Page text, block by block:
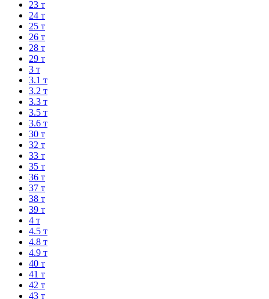
23 т
24 т
25 т
26 т
28 т
29 т
3 т
3.1 т
3.2 т
3.3 т
3.5 т
3.6 т
30 т
32 т
33 т
35 т
36 т
37 т
38 т
39 т
4 т
4.5 т
4.8 т
4.9 т
40 т
41 т
42 т
43 т